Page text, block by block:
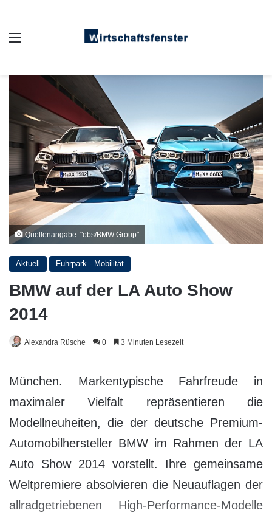
Quellenangabe: "obs/BMW Group"
Aktuell Fuhrpark - Mobilität
BMW auf der LA Auto Show
2014
Alexandra Rüsche 0 3 Minuten Lesezeit
München. Markentypische Fahrfreude in
maximaler Vielfalt repräsentieren die
Modellneuheiten, die der deutsche Premium-
Automobilhersteller BMW im Rahmen der LA
Auto Show 2014 vorstellt. Ihre gemeinsame
Weltpremiere absolvieren die Neuauflagen der
allradgetriebenen High-Performance-Modelle